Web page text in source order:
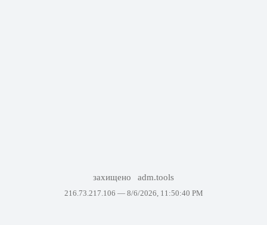
захищено adm.tools
216.73.217.106 — 8/6/2026, 11:50:40 PM